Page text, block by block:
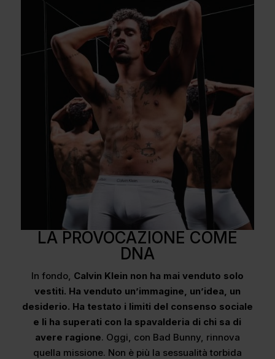
LA PROVOCAZIONE COME
DNA
In fondo, Calvin Klein non ha mai venduto solo
vestiti. Ha venduto un’immagine, un’idea, un
desiderio. Ha testato i limiti del consenso sociale
e li ha superati con la spavalderia di chi sa di
avere ragione. Oggi, con Bad Bunny, rinnova
quella missione. Non è più la sessualità torbida